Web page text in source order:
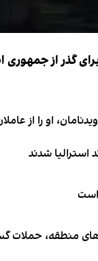
گذر از
او را از
است
منطقه، حملات